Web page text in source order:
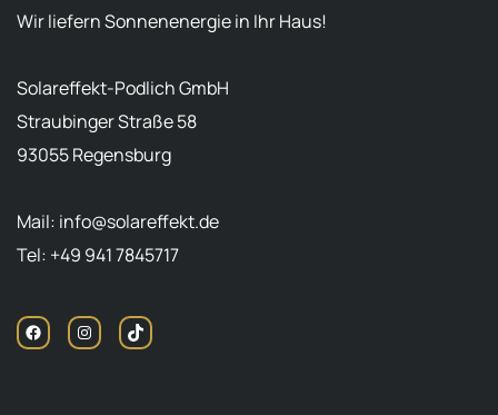
Wir liefern Sonnenenergie in Ihr Haus!
Solareffekt-Podlich GmbH
Straubinger Straße 58
93055 Regensburg
Mail: info@solareffekt.de
Tel: +49 941 7845717